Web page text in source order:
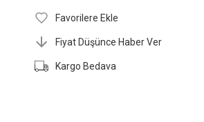
Favorilere Ekle
Fiyat Düşünce Haber Ver
Kargo Bedava